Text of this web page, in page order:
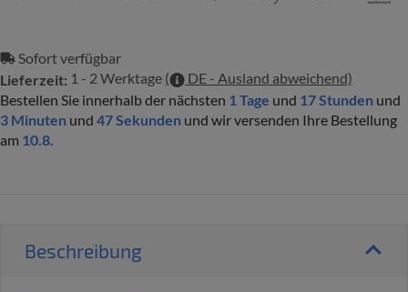
Sofort verfügbar
Lieferzeit: 1 - 2 Werktage (
DE - Ausland abweichend)
Bestellen Sie innerhalb der nächsten 1 Tage und 17 Stunden und
3 Minuten und 46 Sekunden und wir versenden Ihre Bestellung
am 10.8.
Beschreibung